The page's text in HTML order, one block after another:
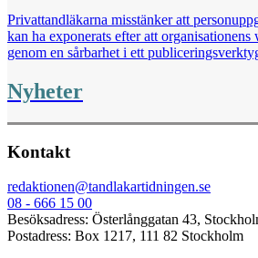
Privattandläkarna misstänker att
kan ha exponerats efter att organisationens
genom en sårbarhet i ett
Nyheter
Kontakt
redaktionen@tandlakartidningen.se
08 - 666 15 00
Besöksadress: Österlånggatan 43,
Postadress: Box 1217, 111 82 Stockholm